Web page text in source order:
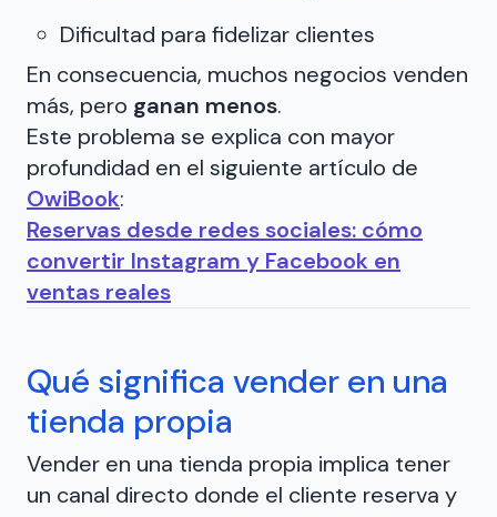
Dificultad para fidelizar clientes
En consecuencia, muchos negocios venden
más, pero ganan menos.
Este problema se explica con mayor
profundidad en el siguiente artículo de
OwiBook:
Reservas desde redes sociales: cómo
convertir Instagram y Facebook en
ventas reales
Qué significa vender en una
tienda propia
Vender en una tienda propia implica tener
un canal directo donde el cliente reserva y